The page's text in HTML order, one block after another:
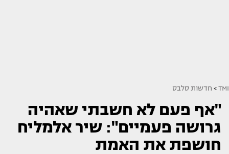
TMI
> חדשות סלבס
"אף פעם לא חשבתי שאהיה
גרושה פעמיים": שיר אלמליח
חושפת את האמת